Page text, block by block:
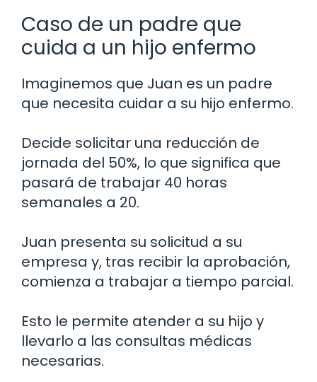
Caso de un padre que
cuida a un hijo enfermo
Imaginemos que Juan es un padre
que necesita cuidar a su hijo enfermo.
Decide solicitar una reducción de
jornada del 50%, lo que significa que
pasará de trabajar 40 horas
semanales a 20.
Juan presenta su solicitud a su
empresa y, tras recibir la aprobación,
comienza a trabajar a tiempo parcial.
Esto le permite atender a su hijo y
llevarlo a las consultas médicas
necesarias.